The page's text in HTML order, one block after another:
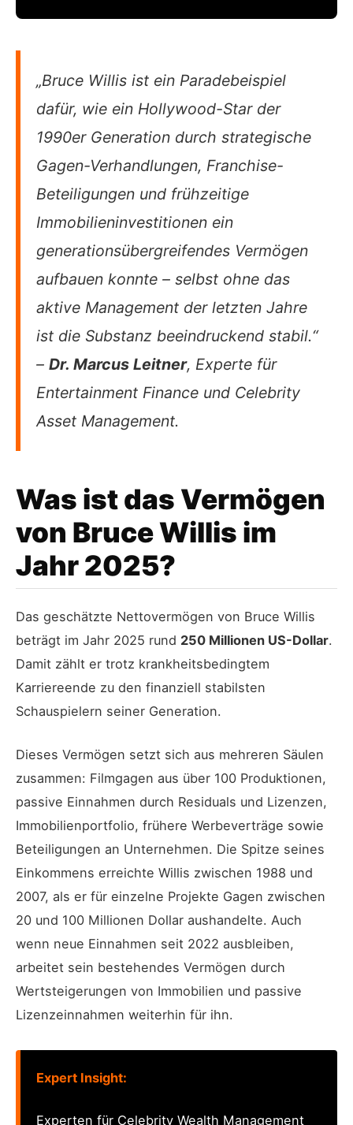
„Bruce Willis ist ein Paradebeispiel
dafür, wie ein Hollywood-Star der
1990er Generation durch strategische
Gagen-Verhandlungen, Franchise-
Beteiligungen und frühzeitige
Immobilieninvestitionen ein
generationsübergreifendes Vermögen
aufbauen konnte – selbst ohne das
aktive Management der letzten Jahre
ist die Substanz beeindruckend stabil.“
– Dr. Marcus Leitner, Experte für
Entertainment Finance und Celebrity
Asset Management.
Was ist das Vermögen
von Bruce Willis im
Jahr 2025?
Das geschätzte Nettovermögen von Bruce Willis
beträgt im Jahr 2025 rund 250 Millionen US-Dollar.
Damit zählt er trotz krankheitsbedingtem
Karriereende zu den finanziell stabilsten
Schauspielern seiner Generation.
Dieses Vermögen setzt sich aus mehreren Säulen
zusammen: Filmgagen aus über 100 Produktionen,
passive Einnahmen durch Residuals und Lizenzen,
Immobilienportfolio, frühere Werbeverträge sowie
Beteiligungen an Unternehmen. Die Spitze seines
Einkommens erreichte Willis zwischen 1988 und
2007, als er für einzelne Projekte Gagen zwischen
20 und 100 Millionen Dollar aushandelte. Auch
wenn neue Einnahmen seit 2022 ausbleiben,
arbeitet sein bestehendes Vermögen durch
Wertsteigerungen von Immobilien und passive
Lizenzeinnahmen weiterhin für ihn.
Expert Insight:
Experten für Celebrity Wealth Management